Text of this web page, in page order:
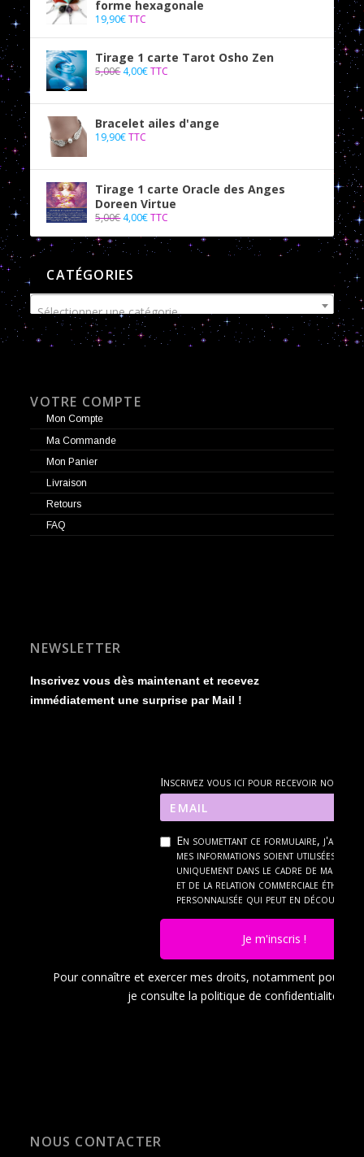
forme hexagonale
19,90€ TTC
Tirage 1 carte Tarot Osho Zen
5,00€ 4,00€ TTC
Bracelet ailes d'ange
19,90€ TTC
Tirage 1 carte Oracle des Anges
Doreen Virtue
5,00€ 4,00€ TTC
CATÉGORIES
Sélectionner une catégorie
VOTRE COMPTE
Mon Compte
Ma Commande
Mon Panier
Livraison
Retours
FAQ
NEWSLETTER
Inscrivez vous dès maintenant et recevez
immédiatement une surprise par Mail !
Inscrivez vous ici pour recevoir nos
En soumettant ce formulaire,
mes informations soient utilisées
uniquement dans le cadre de ma
et de la relation commerciale éthique
personnalisée qui peut en découler.
Je m'inscris !
Pour connaître et exercer mes droits, notamment pour
je consulte la politique de confidentialité en
NOUS CONTACTER